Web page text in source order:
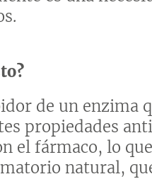
de un enzima
propiedades
el fármaco, lo
natural,